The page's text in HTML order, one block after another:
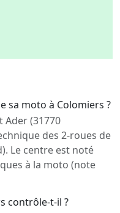
sa moto à Colomiers ?
Ader (31770
des 2-roues de
Le centre est noté
à la moto (note
contrôle-t-il ?